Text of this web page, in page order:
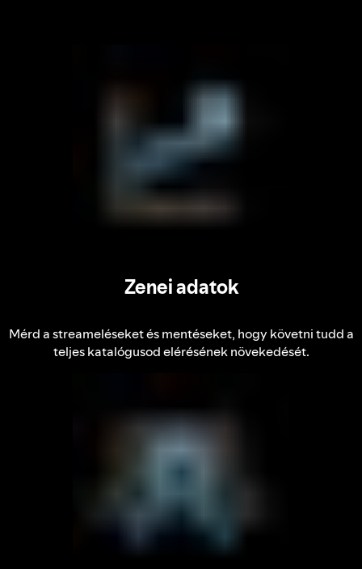
Zenei adatok
Mérd a streameléseket és mentéseket, hogy követni tudd a
teljes katalógusod elérésének növekedését.